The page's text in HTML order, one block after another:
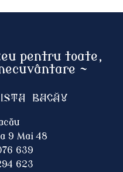
pentru toate,
~
BACĂU
9 Mai 48
639
623